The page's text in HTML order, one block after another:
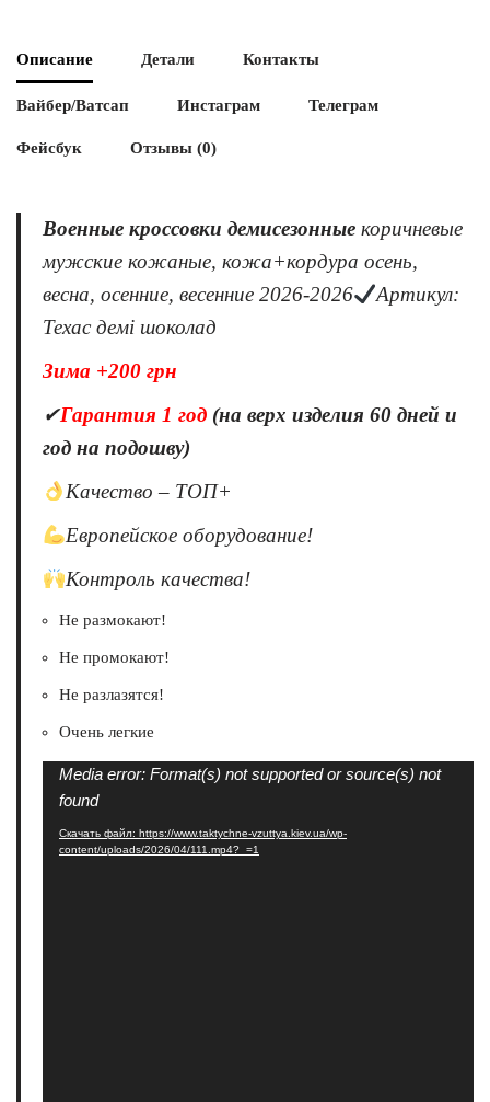
Описание Детали Контакты
Вайбер/Ватсап Инстаграм Телеграм
Фейсбук Отзывы (0)
Военные кроссовки демисезонные коричневые
мужские кожаные, кожа+кордура осень,
весна, осенние, весенние 2026-2026
Артикул:
Техас демі шоколад
Зима +200 грн
✔Гарантия 1 год (на верх изделия 60 дней и
год на подошву)
Качество – ТОП+
Европейское оборудование!
Контроль качества!
Не размокают!
Не промокают!
Не разлазятся!
Очень легкие
Видеоплеер
Media error: Format(s) not supported or source(s) not
found
Скачать файл: https://www.taktychne-vzuttya.kiev.ua/wp-
content/uploads/2026/04/111.mp4?_=1